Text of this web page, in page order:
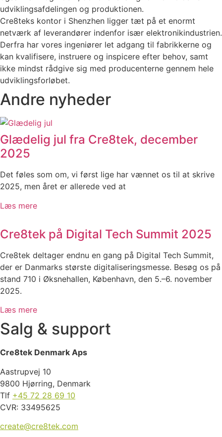
udviklingsafdelingen og produktionen.
Cre8teks kontor i Shenzhen ligger tæt på et enormt
netværk af leverandører indenfor især elektronikindustrien.
Derfra har vores ingeniører let adgang til fabrikkerne og
kan kvalifisere, instruere og inspicere efter behov, samt
ikke mindst rådgive sig med producenterne gennem hele
udviklingsforløbet.
Andre nyheder
Glædelig jul fra Cre8tek, december
2025
Det føles som om, vi først lige har vænnet os til at skrive
2025, men året er allerede ved at
Læs mere
Cre8tek på Digital Tech Summit 2025
Cre8tek deltager endnu en gang på Digital Tech Summit,
der er Danmarks største digitaliseringsmesse. Besøg os på
stand 710 i Øksnehallen, København, den 5.–6. november
2025.
Læs mere
Salg & support
Cre8tek Denmark Aps
Aastrupvej 10
9800 Hjørring, Denmark
Tlf +45 72 28 69 10
CVR: 33495625
create@cre8tek.com